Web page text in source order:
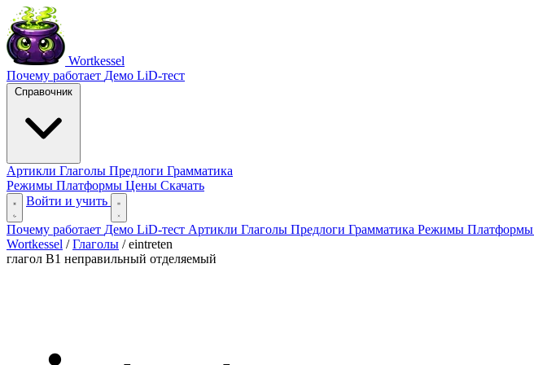
Wortkessel
Почему работает Демо LiD-тест
Справочник
Артикли Глаголы Предлоги Грамматика
Режимы Платформы Цены Скачать
Войти и учить
Почему работает Демо LiD-тест Артикли Глаголы Предлоги Грамматика Режимы Платформы
Wortkessel / Глаголы / eintreten
глагол B1 неправильный отделяемый